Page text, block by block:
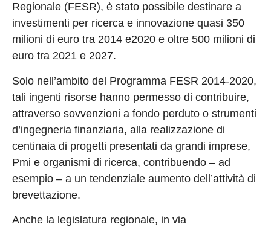
Regionale (FESR), è stato possibile destinare a
investimenti per ricerca e innovazione quasi 350
milioni di euro tra 2014 e2020 e oltre 500 milioni di
euro tra 2021 e 2027.
Solo nell’ambito del Programma FESR 2014-2020,
tali ingenti risorse hanno permesso di contribuire,
attraverso sovvenzioni a fondo perduto o strumenti
d’ingegneria finanziaria, alla realizzazione di
centinaia di progetti presentati da grandi imprese,
Pmi e organismi di ricerca, contribuendo – ad
esempio – a un tendenziale aumento dell’attività di
brevettazione.
Anche la legislatura regionale, in via